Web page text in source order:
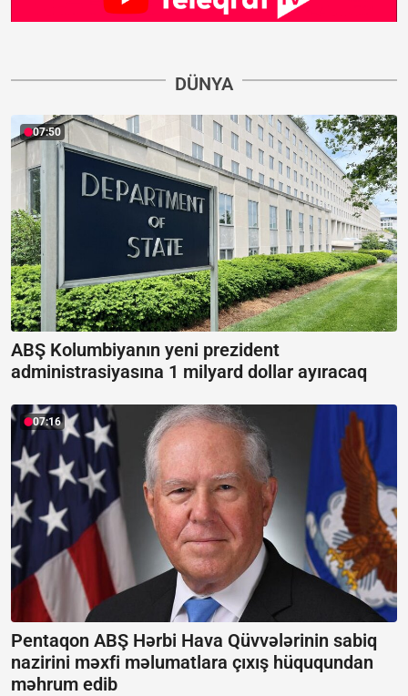
DÜNYA
07:50
ABŞ Kolumbiyanın yeni prezident
administrasiyasına 1 milyard dollar ayıracaq
07:16
Pentaqon ABŞ Hərbi Hava Qüvvələrinin sabiq
nazirini məxfi məlumatlara çıxış hüququndan
məhrum edib